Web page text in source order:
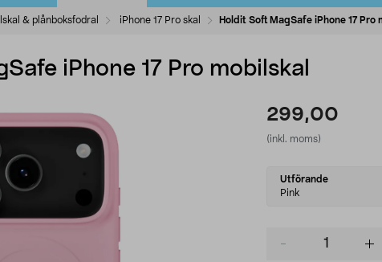
& plånboksfodral iPhone 17 Pro skal Holdit Soft MagSafe iPhone 17 Pro
iPhone 17 Pro mobilskal
299,00
(inkl. moms)
Select
variant
Utförande
Pink